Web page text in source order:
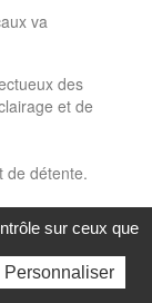
va
des
et de
de détente.
de
sur ceux que
Personnaliser